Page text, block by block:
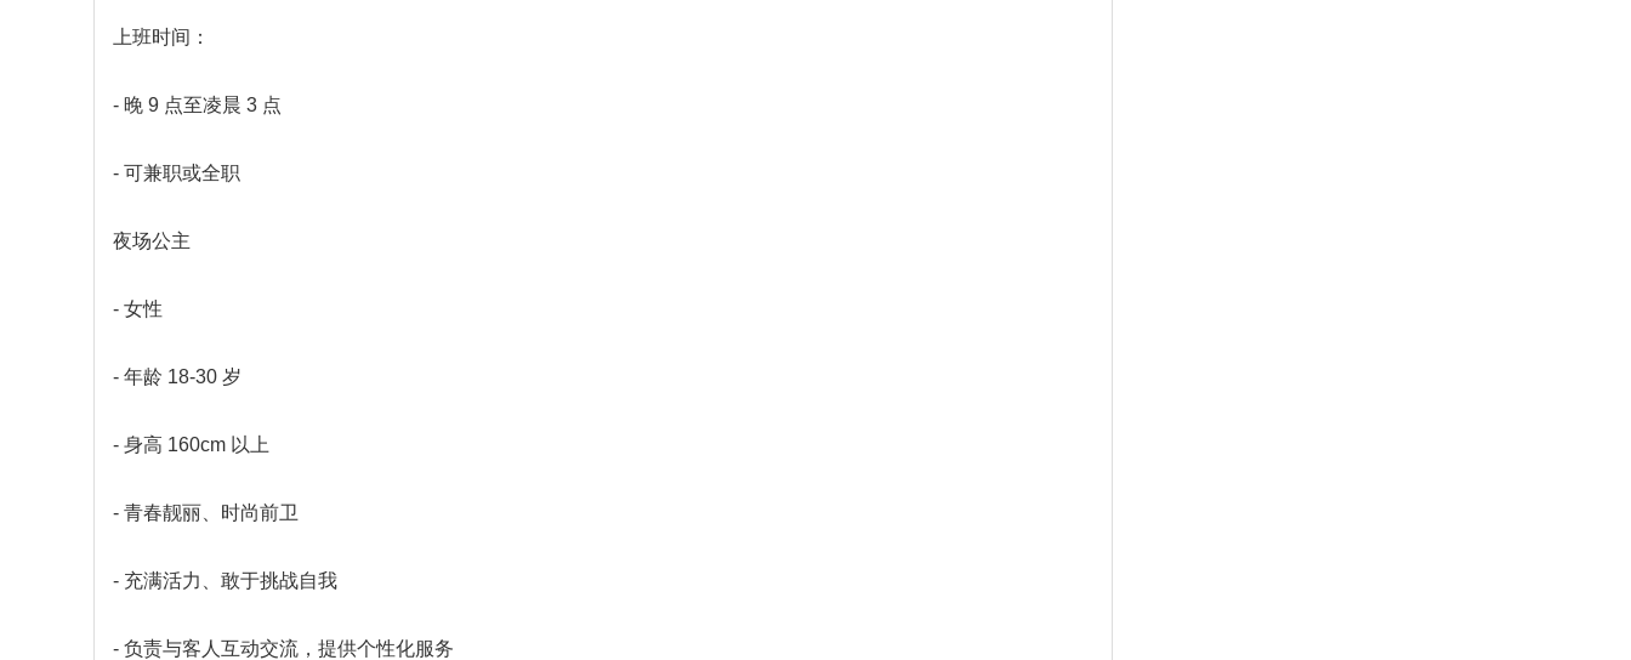
上班时间：
- 晚 9 点至凌晨 3 点
- 可兼职或全职
夜场公主
- 女性
- 年龄 18-30 岁
- 身高 160cm 以上
- 青春靓丽、时尚前卫
- 充满活力、敢于挑战自我
- 负责与客人互动交流，提供个性化服务